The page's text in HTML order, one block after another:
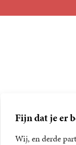
Fijn dat je er
Wij, en derde